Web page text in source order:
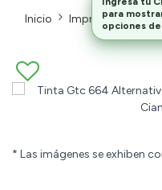
Inicio Impresoras Y
* Las imágenes se exhiben